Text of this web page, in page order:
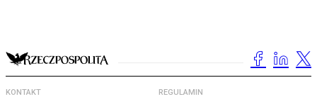
KONTAKT REGULAMIN